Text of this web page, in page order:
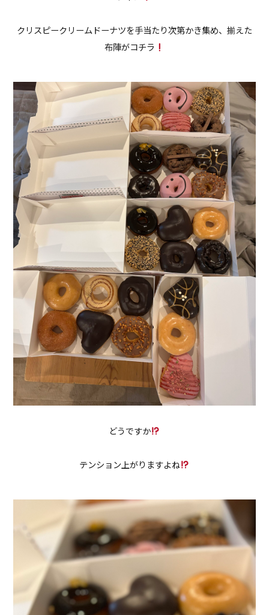
クリスピークリームドーナツを手当たり次第かき集め、揃えた
布陣がコチラ
どうですか
テンション上がりますよね